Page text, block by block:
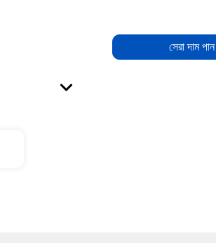
সেরা দাম পান